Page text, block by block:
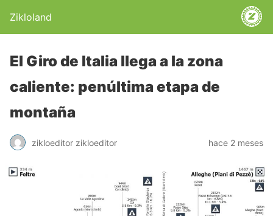
Zikloland
El Giro de Italia llega a la zona
caliente: penúltima etapa de
montaña
zikloeditor zikloeditor hace 2 meses